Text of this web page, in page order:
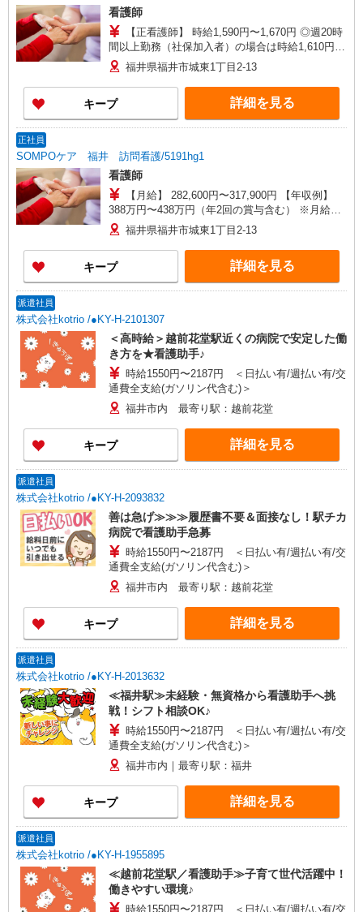
看護師
【正看護師】 時給1,590円〜1,670円 ◎週20時
間以上勤務（社保加入者）の場合は時給1,610円〜
1,690円 ※各種手当込 ※時給は経験により異なる
福井県福井市城東1丁目2-13
キープ 詳細を見る
正社員
SOMPOケア 福井 訪問看護/5191hg1
看護師
【月給】 282,600円〜317,900円 【年収例】
388万円〜438万円（年2回の賞与含む） ※月給は
職務手当、働きがい向上手当、日祝手当（月平均2
回分）等、 毎月平均的に支払われる手当を含みま
す。 ◎月給は経験により異なります。 ◎残業時は
別途時間外手当支給（超過1分〜） ◎賞与 基本
給2.08ヶ月分/年支給
福井県福井市城東1丁目2-13
キープ 詳細を見る
派遣社員
株式会社kotrio /●KY-H-2101307
＜高時給＞越前花堂駅近くの病院で安定した働
き方を★看護助手♪
時給1550円〜2187円 ＜日払い有/週払い有/交
通費全支給(ガソリン代含む)＞
福井市内 最寄り駅：越前花堂
キープ 詳細を見る
派遣社員
株式会社kotrio /●KY-H-2093832
善は急げ≫≫≫履歴書不要＆面接なし！駅チカ
病院で看護助手急募
時給1550円〜2187円 ＜日払い有/週払い有/交
通費全支給(ガソリン代含む)＞
福井市内 最寄り駅：越前花堂
キープ 詳細を見る
派遣社員
株式会社kotrio /●KY-H-2013632
≪福井駅≫未経験・無資格から看護助手へ挑
戦！シフト相談OK♪
時給1550円〜2187円 ＜日払い有/週払い有/交
通費全支給(ガソリン代含む)＞
福井市内｜最寄り駅：福井
キープ 詳細を見る
派遣社員
株式会社kotrio /●KY-H-1955895
≪越前花堂駅／看護助手≫子育て世代活躍中！
働きやすい環境♪
時給1550円〜2187円 ＜日払い有/週払い有/交